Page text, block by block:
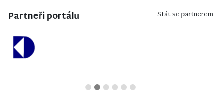
Partneři portálu Stát se partnerem